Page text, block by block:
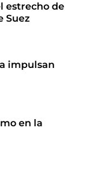
estrecho de
Suez
impulsan
en la